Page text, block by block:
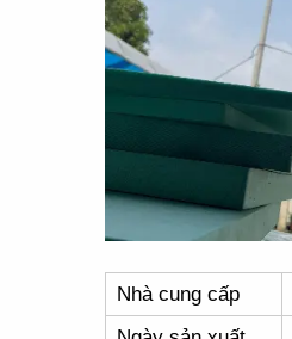
Nhà cung cấp